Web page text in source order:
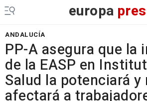
europa
ANDALUCÍA
PP-A asegura que la
de la EASP en
Salud la potenciará y
afectará a